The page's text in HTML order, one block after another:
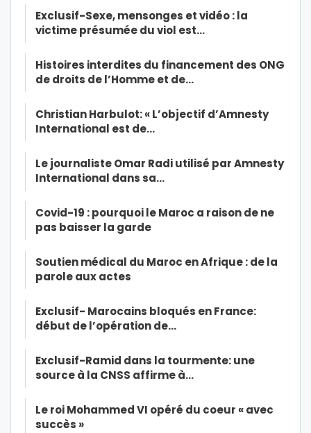
Exclusif-Sexe, mensonges et vidéo : la
victime présumée du viol est…
Histoires interdites du financement des ONG
de droits de l’Homme et de…
Christian Harbulot: « L’objectif d’Amnesty
International est de…
Le journaliste Omar Radi utilisé par Amnesty
International dans sa…
Covid-19 : pourquoi le Maroc a raison de ne
pas baisser la garde
Soutien médical du Maroc en Afrique : de la
parole aux actes
Exclusif- Marocains bloqués en France:
début de l’opération de…
Exclusif-Ramid dans la tourmente: une
source à la CNSS affirme à…
Le roi Mohammed VI opéré du coeur « avec
succès »